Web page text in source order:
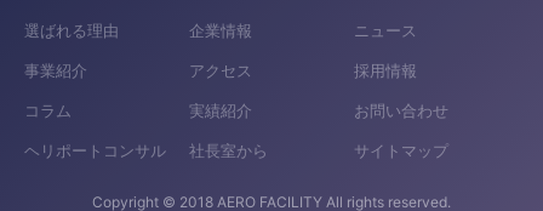
選ばれる理由 企業情報 ニュース
事業紹介 アクセス 採用情報
コラム 実績紹介 お問い合わせ
ヘリポートコンサル 社長室から サイトマップ
Copyright © 2018 AERO FACILITY All rights reserved.